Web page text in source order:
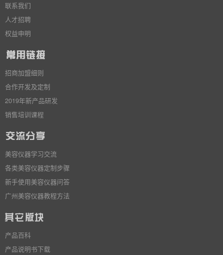
联系我们
人才招聘
权益申明
招商加盟细则
合作开发及定制
2019年新产品研发
销售培训课程
美容仪器学习交流
各类美容仪器定制步骤
新手使用美容仪器问答
广州美容仪器教程方法
产品百科
产品说明书下载